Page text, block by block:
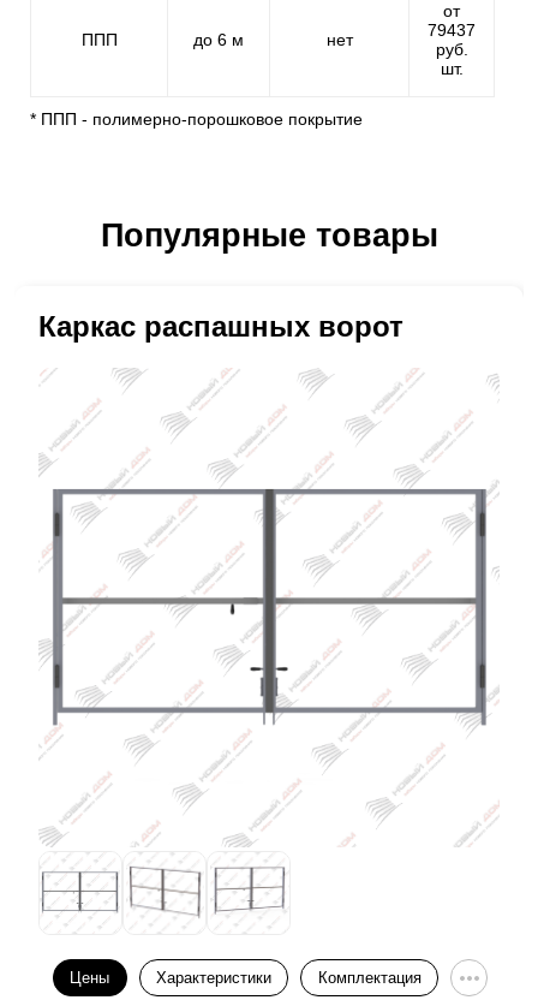
ППП до 6 м нет
от
79437
руб.
шт.
* ППП - полимерно-порошковое покрытие
Популярные товары
Каркас распашных ворот
Цены Характеристики Комплектация